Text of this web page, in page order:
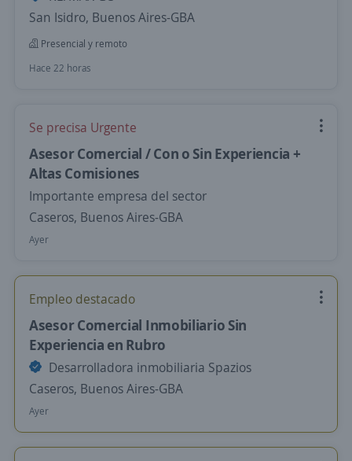
San Isidro, Buenos Aires-GBA
Presencial y remoto
Hace 22 horas
Se precisa Urgente
Asesor Comercial / Con o Sin Experiencia +
Altas Comisiones
Importante empresa del sector
Caseros, Buenos Aires-GBA
Ayer
Empleo destacado
Asesor Comercial Inmobiliario Sin
Experiencia en Rubro
Desarrolladora inmobiliaria Spazios
Caseros, Buenos Aires-GBA
Ayer